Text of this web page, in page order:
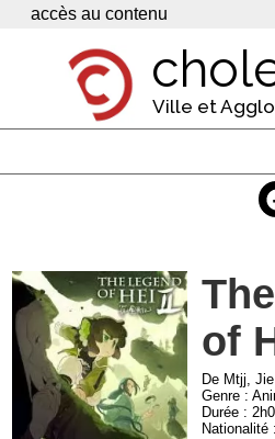
Panneau de gestion des cookies
accès au contenu
Ville et
Economie
Services
Contacts
of
De Mtjj,
Genre :
Durée :
Nationalité